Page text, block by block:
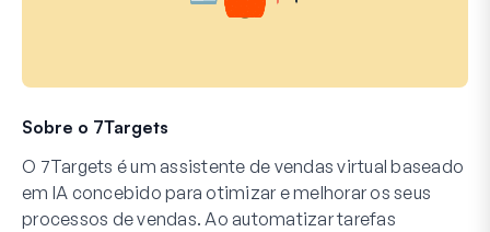
Sobre o 7Targets
O 7Targets é um assistente de vendas virtual baseado
em IA concebido para otimizar e melhorar os seus
processos de vendas. Ao automatizar tarefas